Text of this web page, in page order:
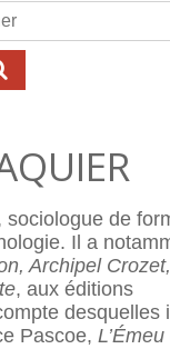
de
sociologue de
Il a
Archipel
, aux éditions
desquelles
Pascoe,